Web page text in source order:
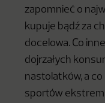
zapomnieć o
kupuje bądź za
docelowa. Co
dojrzałych
nastolatków, a
sportów